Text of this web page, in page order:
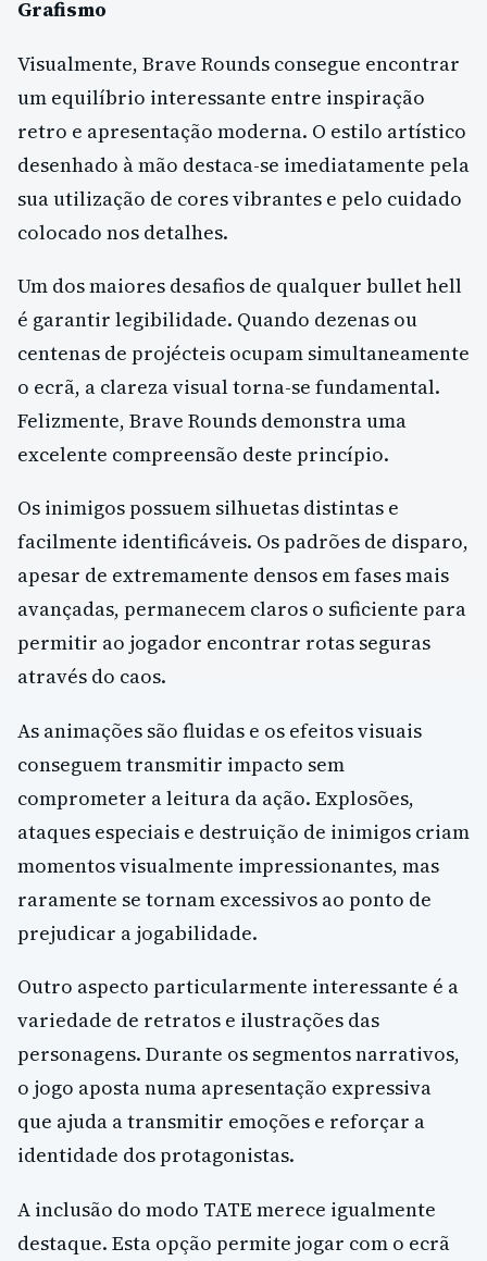
Grafismo
Visualmente, Brave Rounds consegue encontrar
um equilíbrio interessante entre inspiração
retro e apresentação moderna. O estilo artístico
desenhado à mão destaca-se imediatamente pela
sua utilização de cores vibrantes e pelo cuidado
colocado nos detalhes.
Um dos maiores desafios de qualquer bullet hell
é garantir legibilidade. Quando dezenas ou
centenas de projécteis ocupam simultaneamente
o ecrã, a clareza visual torna-se fundamental.
Felizmente, Brave Rounds demonstra uma
excelente compreensão deste princípio.
Os inimigos possuem silhuetas distintas e
facilmente identificáveis. Os padrões de disparo,
apesar de extremamente densos em fases mais
avançadas, permanecem claros o suficiente para
permitir ao jogador encontrar rotas seguras
através do caos.
As animações são fluidas e os efeitos visuais
conseguem transmitir impacto sem
comprometer a leitura da ação. Explosões,
ataques especiais e destruição de inimigos criam
momentos visualmente impressionantes, mas
raramente se tornam excessivos ao ponto de
prejudicar a jogabilidade.
Outro aspecto particularmente interessante é a
variedade de retratos e ilustrações das
personagens. Durante os segmentos narrativos,
o jogo aposta numa apresentação expressiva
que ajuda a transmitir emoções e reforçar a
identidade dos protagonistas.
A inclusão do modo TATE merece igualmente
destaque. Esta opção permite jogar com o ecrã